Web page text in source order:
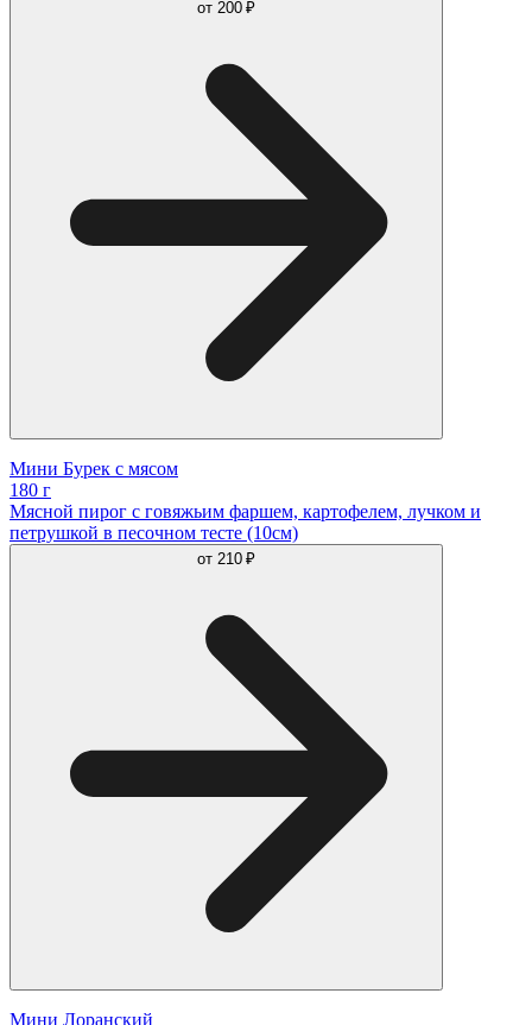
от 200 ₽
Мини Бурек с мясом
180 г
Мясной пирог с говяжьим фаршем, картофелем, лучком и
петрушкой в песочном тесте (10см)
от 210 ₽
Мини Лоранский